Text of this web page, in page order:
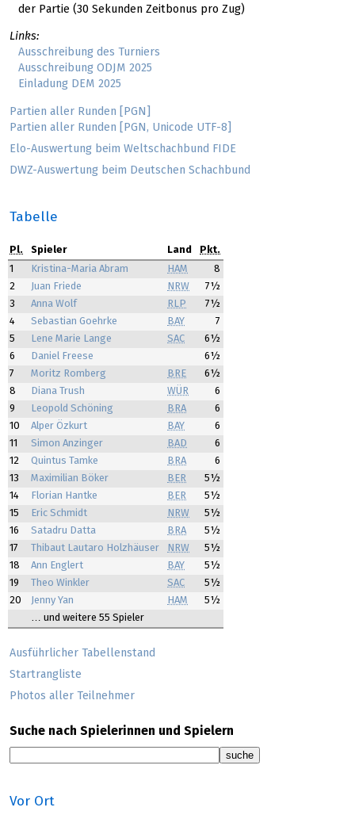
der Partie (30 Sekunden Zeitbonus pro Zug)
Links:
Ausschreibung des Turniers
Ausschreibung ODJM 2025
Einladung DEM 2025
Partien aller Runden [PGN]
Partien aller Runden [PGN, Unicode UTF-8]
Elo-Auswertung beim Weltschachbund FIDE
DWZ-Auswertung beim Deutschen Schachbund
Tabelle
Pl. Spieler Land
Pkt.
1
Kristina-Maria Abram HAM
8
2
Juan Friede NRW
7½
3
Anna Wolf RLP
7½
4
Sebastian Goehrke BAY
7
5
Lene Marie Lange SAC
6½
6
Daniel Freese
6½
7
Moritz Romberg BRE
6½
8
Diana Trush WÜR
6
9
Leopold Schöning BRA
6
10
Alper Özkurt BAY
6
11
Simon Anzinger BAD
6
12
Quintus Tamke BRA
6
13
Maximilian Böker BER
5½
14
Florian Hantke BER
5½
15
Eric Schmidt NRW
5½
16
Satadru Datta BRA
5½
17
Thibaut Lautaro Holzhäuser NRW
5½
18
Ann Englert BAY
5½
19
Theo Winkler SAC
5½
20
Jenny Yan HAM
5½
… und weitere 55 Spieler
Ausführlicher Tabellenstand
Startrangliste
Photos aller Teilnehmer
Suche nach Spielerinnen und Spielern
Vor Ort